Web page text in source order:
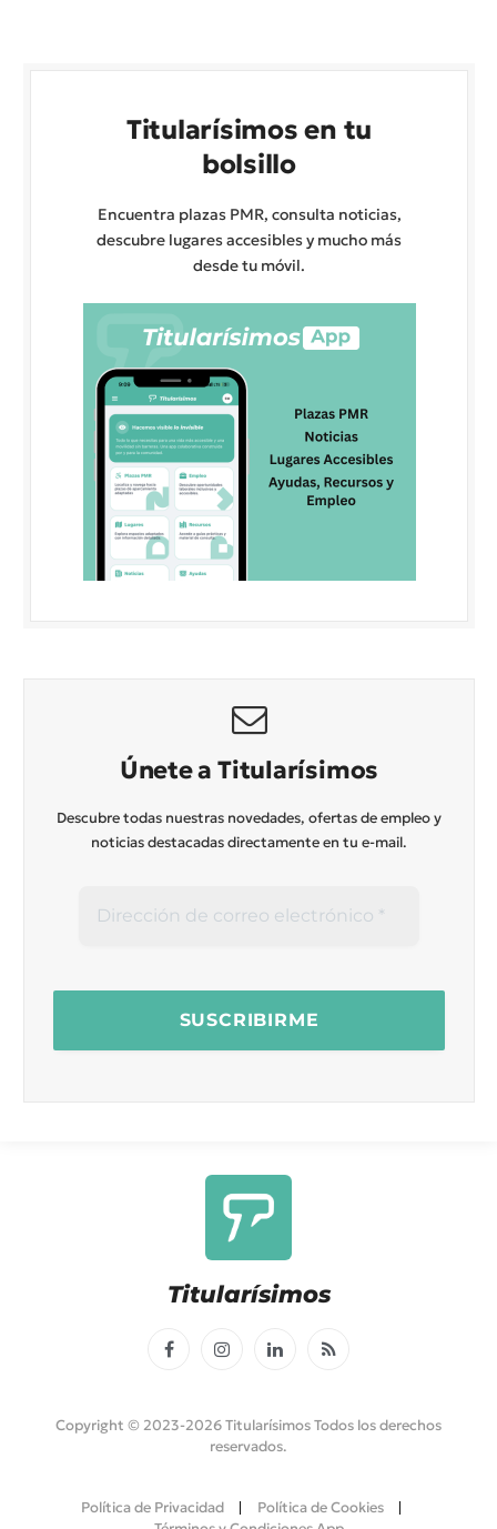
Titularísimos en tu
bolsillo
Encuentra plazas PMR, consulta noticias,
descubre lugares accesibles y mucho más
desde tu móvil.
Únete a Titularísimos
Descubre todas nuestras novedades, ofertas de empleo y
noticias destacadas directamente en tu e-mail.
Titularísimos
FacebookInstagramLinkedInRSS
Copyright © 2023-2026 Titularísimos Todos los derechos
reservados.
Política de Privacidad
Política de Cookies